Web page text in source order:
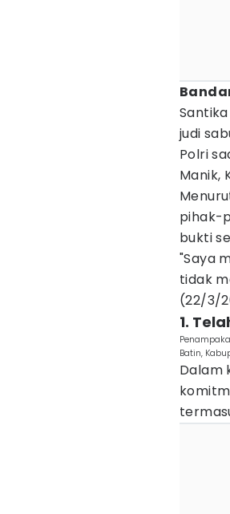
judi
Polri
Manik,
pihak-
bukti
"Saya
tidak
(22/3/
1.
Batin,
Dalam